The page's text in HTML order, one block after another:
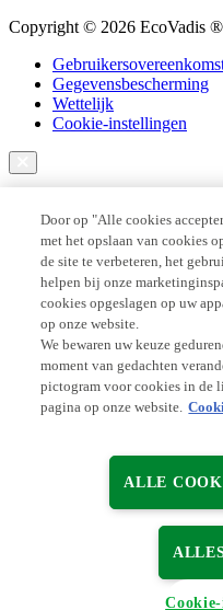
Copyright © 2026 EcoVadis ®
Gegevensbescherming
Wettelijk
Cookie-instellingen
Door op "Alle cookies
met het opslaan van cookies
de site te verbeteren, het
helpen bij onze
cookies opgeslagen op uw
op onze website.
We bewaren uw keuze
moment van gedachten
pictogram voor cookies in de
pagina op onze website.
ALLE